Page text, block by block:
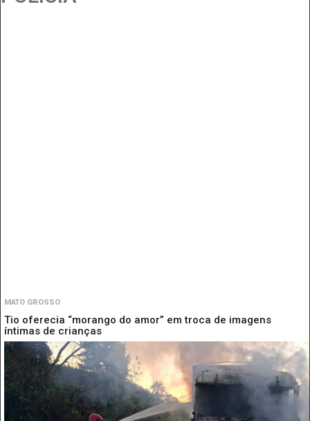
MATO GROSSO
Tio oferecia “morango do amor” em troca de imagens
íntimas de crianças